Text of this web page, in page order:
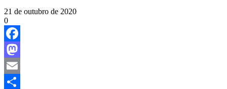
21 de outubro de 2020
0
Facebook
Mastodon
Email